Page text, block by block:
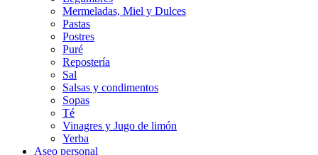
Mermeladas, Miel y Dulces
Pastas
Postres
Puré
Repostería
Sal
Salsas y condimentos
Sopas
Té
Vinagres y Jugo de limón
Yerba
Aseo personal